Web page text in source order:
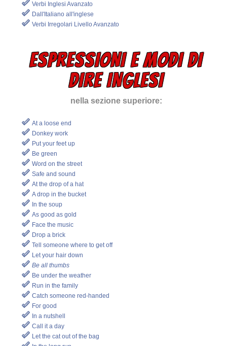
Verbi Inglesi Avanzato
Dall'Italiano all'inglese
Verbi Irregolari Livello Avanzato
ESPRESSIONI E MODI DI
DIRE INGLESI
nella sezione superiore:
At a loose end
Donkey work
Put your feet up
Be green
Word on the street
Safe and sound
At the drop of a hat
A drop in the bucket
In the soup
As good as gold
Face the music
Drop a brick
Tell someone where to get off
Let your hair down
Be all thumbs
Be under the weather
Run in the family
Catch someone red-handed
For good
In a nutshell
Call it a day
Let the cat out of the bag